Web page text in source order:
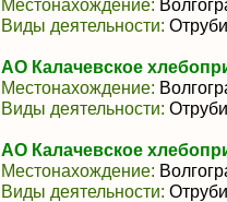
Местонахождение:
Виды деятельности:
АО Калачевское
Местонахождение:
Виды деятельности:
АО Калачевское
Местонахождение:
Виды деятельности: